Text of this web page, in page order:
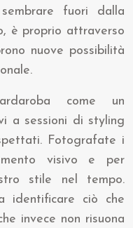
fuori dalla
è proprio attraverso
nuove possibilità
come un
a sessioni di styling
Fotografate i
visivo e per
stile nel tempo.
identificare ciò che
invece non risuona